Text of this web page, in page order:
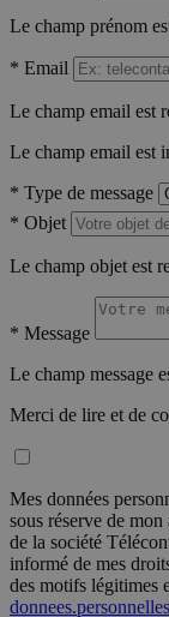
Le champ prénom
* Email
Le champ email est
Le champ email est
* Type de message
* Objet
Le champ objet est
* Message
Le champ message
Merci de lire et de
Mes données
sous réserve de
de la société
informé de mes
des motifs légitimes